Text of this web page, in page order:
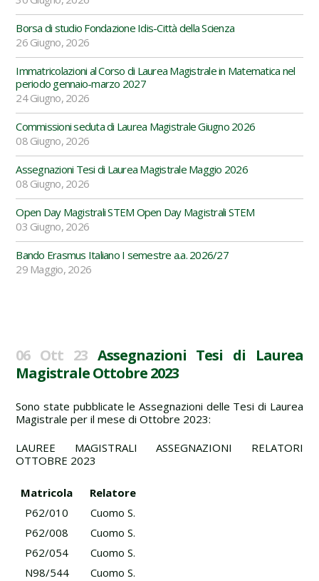
Borsa di studio Fondazione Idis-Città della Scienza
26 Giugno, 2026
Immatricolazioni al Corso di Laurea Magistrale in Matematica nel
periodo gennaio-marzo 2027
24 Giugno, 2026
Commissioni seduta di Laurea Magistrale Giugno 2026
08 Giugno, 2026
Assegnazioni Tesi di Laurea Magistrale Maggio 2026
08 Giugno, 2026
Open Day Magistrali STEM Open Day Magistrali STEM
03 Giugno, 2026
Bando Erasmus Italiano I semestre a.a. 2026/27
29 Maggio, 2026
06 Ott 23Assegnazioni Tesi di Laurea
Magistrale Ottobre 2023
Sono state pubblicate le Assegnazioni delle Tesi di Laurea
Magistrale per il mese di Ottobre 2023:
LAUREE MAGISTRALI ASSEGNAZIONI RELATORI
OTTOBRE 2023
Matricola
Relatore
P62/010
Cuomo S.
P62/008
Cuomo S.
P62/054
Cuomo S.
N98/544
Cuomo S.